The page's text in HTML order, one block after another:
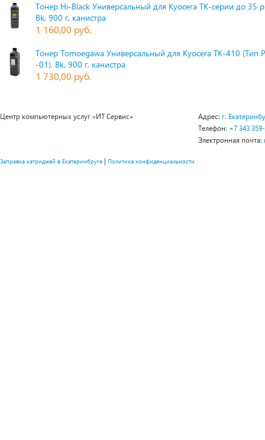
Тонер Hi-Black Универсальный для Kyocera TK-серии до 35
Bk, 900 г, канистра
1 160,00 руб.
Тонер Tomoegawa Универсальный для Kyocera TK-410 (Тип
-01), Bk, 900 г, канистра
1 730,00 руб.
Центр компьютерных услуг «ИТ Сервис» Адрес: г.
Телефон: +7 343
Электронная почта:
Заправка катриджей в Екатеринбруге | Политика конфиденциальности